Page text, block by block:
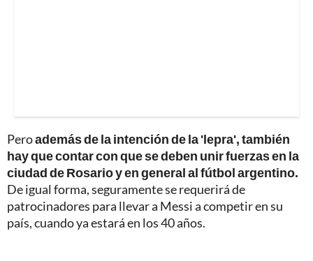
Peroademás de la intención de la 'lepra', también
hay que contar con que se deben unir fuerzas en la
ciudad de Rosario y en general al fútbol argentino.
De igual forma, seguramente se requerirá de
patrocinadores para llevar a Messi a competir en su
país, cuando ya estará en los 40 años.